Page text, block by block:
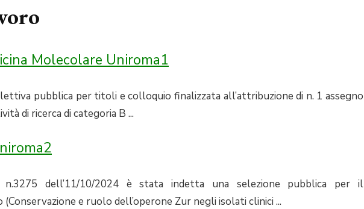
Molecolare Uniroma1
pubblica per titoli e colloquio finalizzata all’attribuzione di n. 1 assegno
di ricerca di categoria B ...
dell’11/10/2024 è stata indetta una selezione pubblica per il
e ruolo dell’operone Zur negli isolati clinici ...